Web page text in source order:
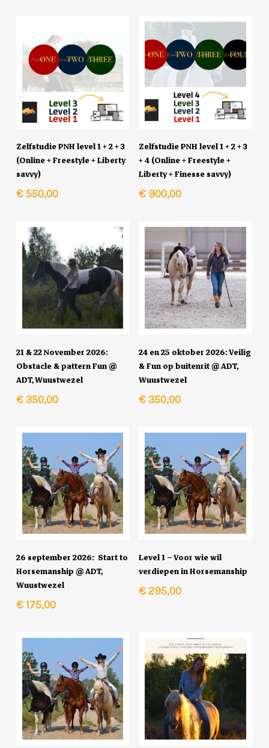
Go To Shop
In Winkelmand
Zelfstudie PNH level 1 + 2 + 3
(Online + Freestyle + Liberty
savvy)
€550,00
In Winkelmand
Zelfstudie PNH level 1 + 2 + 3
+ 4 (Online + Freestyle +
Liberty + Finesse savvy)
€ 900,00
Schrijf Je In
21 & 22 November 2026:
Obstacle & pattern Fun @
ADT, Wuustwezel
€350,00
Schrijf Je In
24 en 25 oktober 2026: Veilig
& Fun op buitenrit @ ADT,
Wuustwezel
€350,00
Schrijf Je In
26 september 2026: Start to
Horsemanship @ ADT,
Wuustwezel
€175,00
In Winkelmand
Level 1 – Voor wie wil
verdiepen in Horsemanship
€295,00